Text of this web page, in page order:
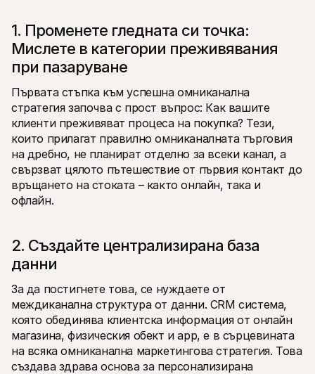
1. Променете гледната си точка:
Мислете в категории преживявания
при пазаруване
Първата стъпка към успешна омниканална
стратегия започва с прост въпрос: Как вашите
клиенти преживяват процеса на покупка? Тези,
които прилагат правилно омниканалната търговия
на дребно, не планират отделно за всеки канал, а
свързват цялото пътешествие от първия контакт до
връщането на стоката – както онлайн, така и
офлайн.
2. Създайте централизирана база
данни
За да постигнете това, се нуждаете от
междиканална структура от данни. CRM система,
която обединява клиентска информация от онлайн
магазина, физическия обект и app, е в сърцевината
на всяка омниканална маркетингова стратегия. Това
създава здрава основа за персонализирана